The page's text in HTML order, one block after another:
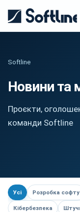
Softline
Новини та
Проєкти,
команди Softline
Усі Розробка софту
Кібербезпека